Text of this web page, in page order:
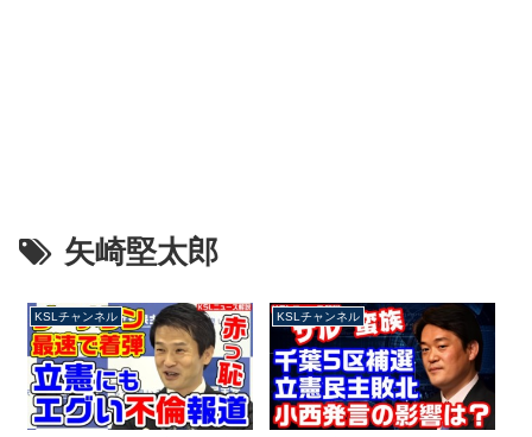
矢崎堅太郎
KSLチャンネル KSLチャンネル